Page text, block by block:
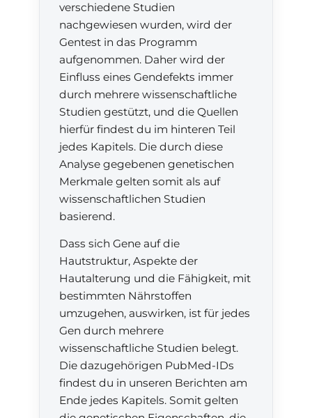
verschiedene Studien
nachgewiesen wurden, wird der
Gentest in das Programm
aufgenommen. Daher wird der
Einfluss eines Gendefekts immer
durch mehrere wissenschaftliche
Studien gestützt, und die Quellen
hierfür findest du im hinteren Teil
jedes Kapitels. Die durch diese
Analyse gegebenen genetischen
Merkmale gelten somit als auf
wissenschaftlichen Studien
basierend.
Dass sich Gene auf die
Hautstruktur, Aspekte der
Hautalterung und die Fähigkeit, mit
bestimmten Nährstoffen
umzugehen, auswirken, ist für jedes
Gen durch mehrere
wissenschaftliche Studien belegt.
Die dazugehörigen PubMed-IDs
findest du in unseren Berichten am
Ende jedes Kapitels. Somit gelten